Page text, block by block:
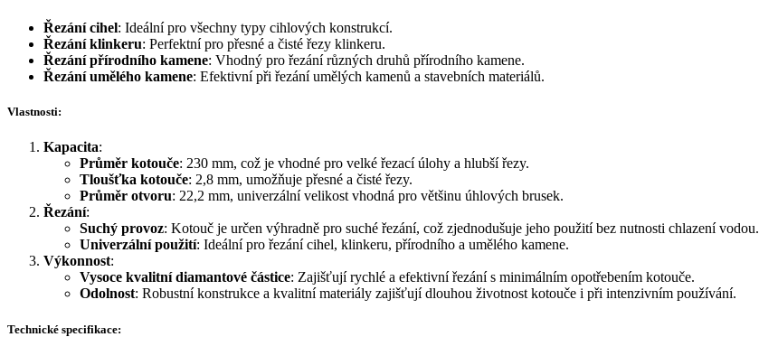
Řezání cihel: Ideální pro všechny typy cihlových konstrukcí.
Řezání klinkeru: Perfektní pro přesné a čisté řezy klinkeru.
Řezání přírodního kamene: Vhodný pro řezání různých druhů přírodního kamene.
Řezání umělého kamene: Efektivní při řezání umělých kamenů a stavebních materiálů.
Vlastnosti:
Kapacita:
Průměr kotouče: 230 mm, což je vhodné pro velké řezací úlohy a hlubší řezy.
Tloušťka kotouče: 2,8 mm, umožňuje přesné a čisté řezy.
Průměr otvoru: 22,2 mm, univerzální velikost vhodná pro většinu úhlových brusek.
Řezání:
Suchý provoz: Kotouč je určen výhradně pro suché řezání, což zjednodušuje jeho použití bez nutnosti chlazení vodou.
Univerzální použití: Ideální pro řezání cihel, klinkeru, přírodního a umělého kamene.
Výkonnost:
Vysoce kvalitní diamantové částice: Zajišťují rychlé a efektivní řezání s minimálním opotřebením kotouče.
Odolnost: Robustní konstrukce a kvalitní materiály zajišťují dlouhou životnost kotouče i při intenzivním používání.
Technické specifikace: